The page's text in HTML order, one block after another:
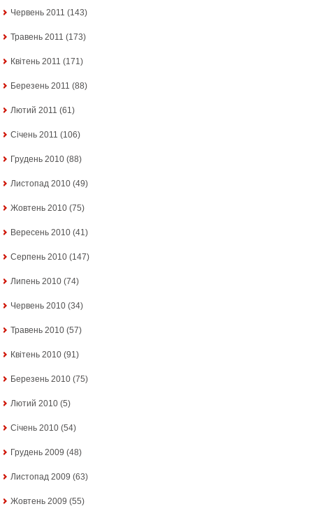
Червень 2011 (143)
Травень 2011 (173)
Квітень 2011 (171)
Березень 2011 (88)
Лютий 2011 (61)
Січень 2011 (106)
Грудень 2010 (88)
Листопад 2010 (49)
Жовтень 2010 (75)
Вересень 2010 (41)
Серпень 2010 (147)
Липень 2010 (74)
Червень 2010 (34)
Травень 2010 (57)
Квітень 2010 (91)
Березень 2010 (75)
Лютий 2010 (5)
Січень 2010 (54)
Грудень 2009 (48)
Листопад 2009 (63)
Жовтень 2009 (55)